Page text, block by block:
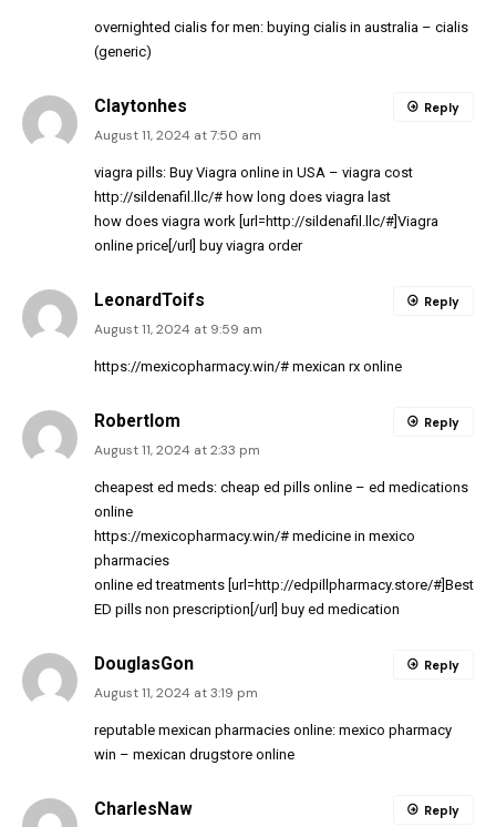
overnighted cialis for men: buying cialis in australia – cialis
(generic)
Claytonhes
August 11, 2024 at 7:50 am
viagra pills: Buy Viagra online in USA – viagra cost
http://sildenafil.llc/# how long does viagra last
how does viagra work [url=http://sildenafil.llc/#]Viagra
online price[/url] buy viagra order
Reply
LeonardToifs
August 11, 2024 at 9:59 am
https://mexicopharmacy.win/# mexican rx online
Reply
Robertlom
August 11, 2024 at 2:33 pm
cheapest ed meds: cheap ed pills online – ed medications
online
https://mexicopharmacy.win/# medicine in mexico
pharmacies
online ed treatments [url=http://edpillpharmacy.store/#]Best
ED pills non prescription[/url] buy ed medication
Reply
DouglasGon
August 11, 2024 at 3:19 pm
reputable mexican pharmacies online: mexico pharmacy
win – mexican drugstore online
Reply
CharlesNaw Reply